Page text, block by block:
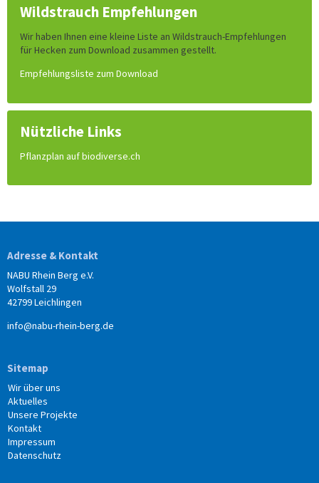
Wildstrauch Empfehlungen
Wir haben Ihnen eine kleine Liste an Wildstrauch-Empfehlungen
für Hecken zum Download zusammen gestellt.
Empfehlungsliste zum Download
Nützliche Links
Pflanzplan auf biodiverse.ch
Adresse & Kontakt
NABU Rhein Berg e.V.
Wolfstall 29
42799 Leichlingen
info@nabu-rhein-berg.de
Sitemap
Wir über uns
Aktuelles
Unsere Projekte
Kontakt
Impressum
Datenschutz